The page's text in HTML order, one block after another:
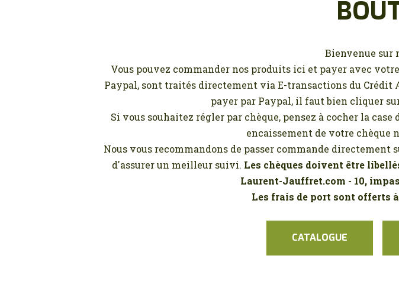
Bienvenue sur
Vous pouvez commander nos produits ici et payer avec
Paypal, sont traités directement via E-transactions du
payer par Paypal, il faut bien cliquer
Si vous souhaitez régler par chèque, pensez à cocher la
encaissement de votre chèque
Nous vous recommandons de passer commande
d'assurer un meilleur suivi. Les chèques doivent être
Laurent-Jauffret.com - 10,
Les frais de port sont offerts
CATALOGUE
CONTACT
MA LISTE
MON COMPTE